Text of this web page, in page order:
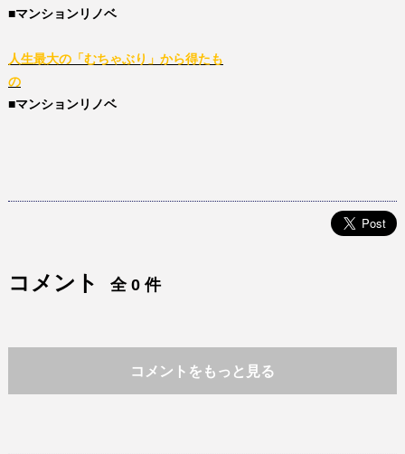
■マンションリノベ
人生最大の「むちゃぶり」から得たも
の
■マンションリノベ
コメント 全 0 件
コメントをもっと見る